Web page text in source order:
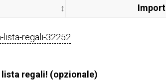
lista-regali-32252
lista regali! (opzionale)